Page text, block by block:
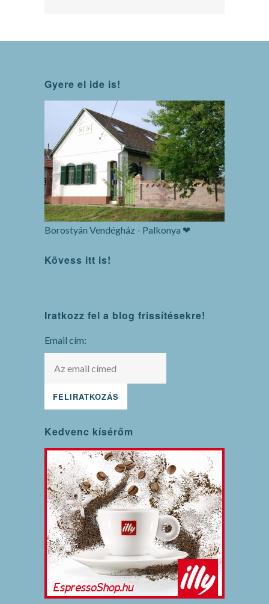
Gyere el ide is!
Borostyán Vendégház - Palkonya ❤
Kövess itt is!
Iratkozz fel a blog frissítésekre!
Email cím:
Kedvenc kísérőm